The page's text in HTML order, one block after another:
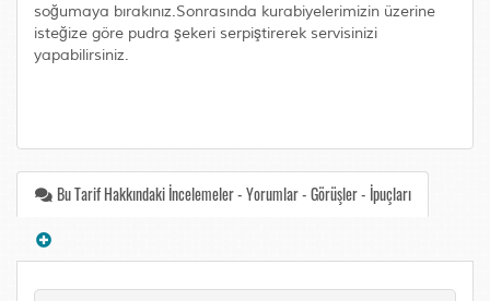
soğumaya bırakınız.Sonrasında kurabiyelerimizin üzerine
isteğize göre pudra şekeri serpiştirerek servisinizi
yapabilirsiniz.
Bu Tarif Hakkındaki İncelemeler - Yorumlar - Görüşler - İpuçları